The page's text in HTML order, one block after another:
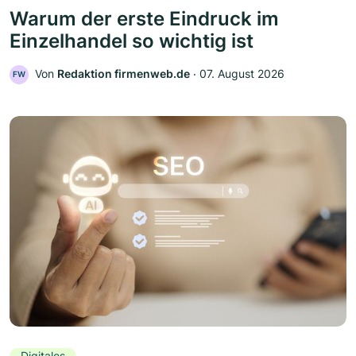
Warum der erste Eindruck im
Einzelhandel so wichtig ist
FW Von Redaktion firmenweb.de ‧ 07. August 2026